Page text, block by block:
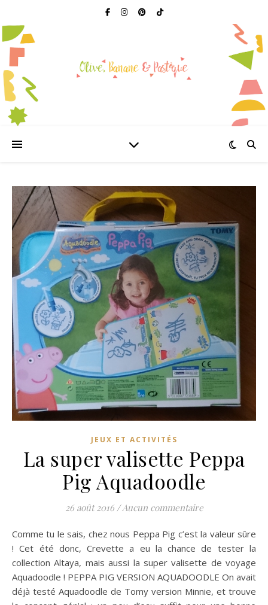
JEUX ET ACTIVITÉS
La super valisette Peppa
Pig Aquadoodle
26 août 2016 /Aucun commentaire
Comme tu le sais, chez nous Peppa Pig c’est la valeur sûre
! Cet été donc, Crevette a eu la chance de tester la
collection Altaya, mais aussi la super valisette de voyage
Aquadoodle ! PEPPA PIG VERSION AQUADOODLE On avait
déjà testé Aquadoodle de Tomy version Minnie, et trouve